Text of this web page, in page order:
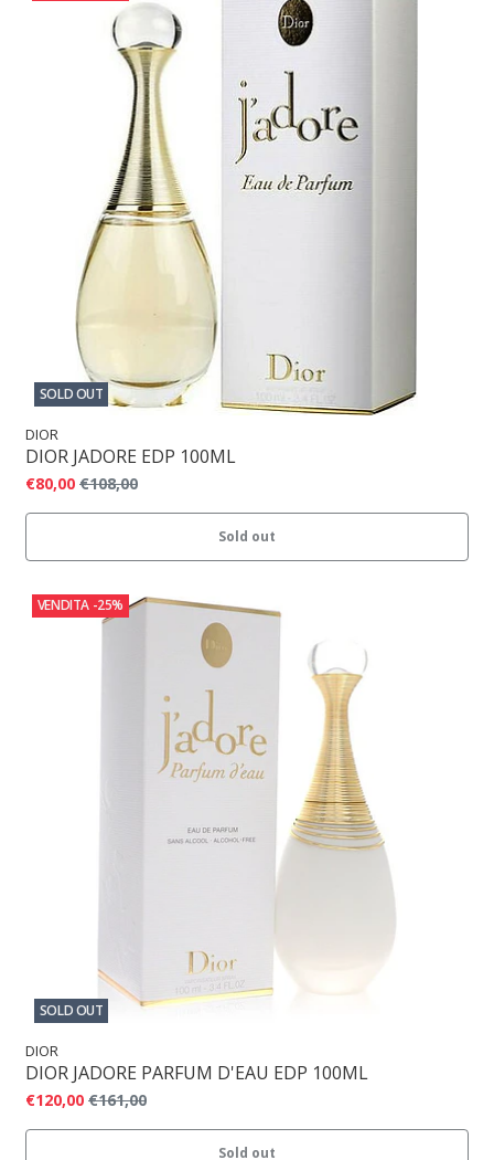
SOLD OUT
DIOR
DIOR JADORE EDP 100ML
€80,00 €108,00
Sold out
VENDITA -25%
SOLD OUT
DIOR
DIOR JADORE PARFUM D'EAU EDP 100ML
€120,00 €161,00
Sold out